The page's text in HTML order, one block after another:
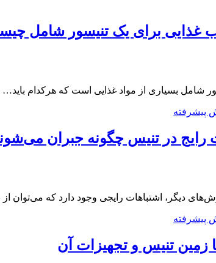
غذایی برای یک تنیسور شامل
شامل بسیاری از مواد غذایی است که هرکدام باید…
پیشرفته
رایج در تنیس چگونه جبران
دیگر، اشتباهات رایجی وجود دارد که می‌توان
پیشرفته
زمین تنیس و تجهیزات آن